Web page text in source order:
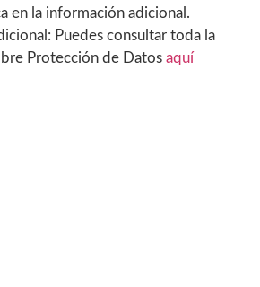
en la información adicional.
Puedes consultar toda la
Protección de Datos aquí